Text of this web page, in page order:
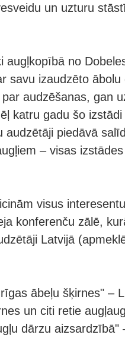
un uzturu
augļkopībā no
savu izaudzēto
audzēšanas, gan
katru gadu šo
audzētāji piedāvā
– visas
visus
konferenču zālē,
Latvijā
ābeļu šķirnes" –
un citi retie
dārzu aizsardzībā"